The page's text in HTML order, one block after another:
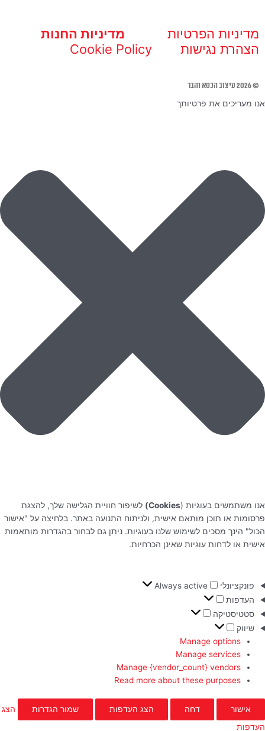
מדיניות הפרטיות
מדיניות החנות
הצהרת נגישות
Cookie Policy
© 2026 עיצוב הכסא והבר
אנו מעריכים את פרטיותך
אנו משתמשים בעוגיות (Cookies)
לשיפור חוויית הגלישה שלך, להצגת
פרסומות או תוכן מותאם אישית, ולניתוח התנועה באתר. בלחיצה על "אישור
הכול" הינך מסכים לשימוש שלנו בעוגיות. ניתן גם לבחור בהגדרות מותאמות
אישית או לדחות עוגיות שאינן הכרחיות.
פונקציונלי
Always active
העדפות
סטטיסטיקה
שיווק
Manage options
Manage services
Manage {vendor_count} vendors
Read more about these purposes
אישור דחה הצג העדפות שמור הגדרות
הצג
העדפות